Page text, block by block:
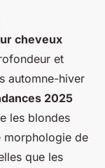
cheveux
et
automne-hiver
2025
les blondes
morphologie de
que les